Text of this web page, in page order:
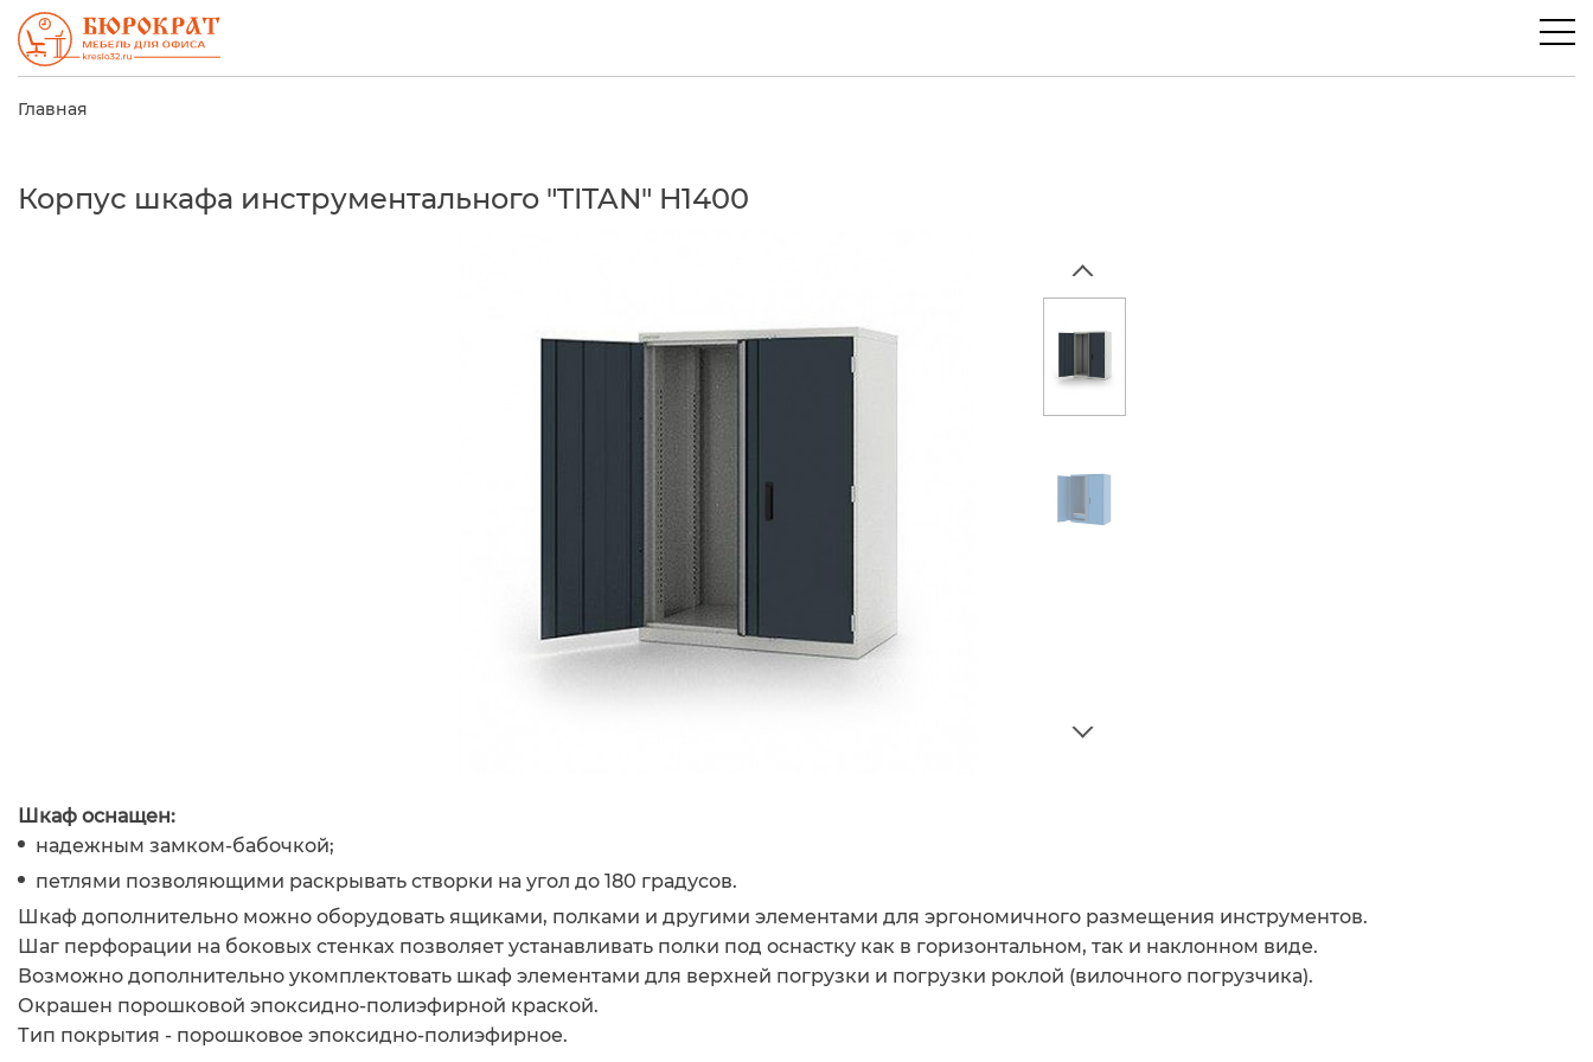
Главная
Корпус шкафа инструментального "TITAN" H1400
Шкаф оснащен:
надежным замком-бабочкой;
петлями позволяющими раскрывать створки на угол до 180 градусов.
Шкаф дополнительно можно оборудовать ящиками, полками и другими элементами для эргономичного размещения инструментов.
Шаг перфорации на боковых стенках позволяет устанавливать полки под оснастку как в горизонтальном, так и наклонном виде.
Возможно дополнительно укомплектовать шкаф элементами для верхней погрузки и погрузки роклой (вилочного погрузчика).
Окрашен порошковой эпоксидно-полиэфирной краской.
Тип покрытия - порошковое эпоксидно-полиэфирное.